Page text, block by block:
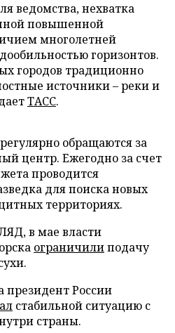
ведомства, нехватка
повышенной
многолетней
горизонтов.
городов традиционно
источники – реки и
ТАСС.
обращаются за
центр. Ежегодно за счет
проводится
для поиска новых
территориях.
в мае власти
ограничилиподачу
президент России
стабильной ситуацию с
страны.